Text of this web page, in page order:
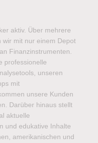
aktiv. Über mehrere
wir mit nur einem Depot
Finanzinstrumenten.
professionelle
unseren
mit
unsere Kunden
Darüber hinaus stellt
aktuelle
und edukative Inhalte
amerikanischen und